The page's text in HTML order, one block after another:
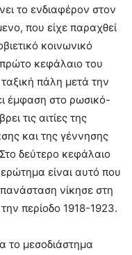
το ενδιαφέρον στον
που είχε παραχθεί
κοινωνικό
κεφάλαιο του
πάλη μετά την
έμφαση στο ρωσικό-
τις αιτίες της
και της γέννησης
δεύτερο κεφάλαιο
ερώτημα είναι αυτό που
νίκησε στη
περίοδο 1918-1923.
το μεσοδιάστημα